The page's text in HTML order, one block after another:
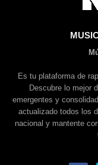
Es tu plataforma de
Descubre lo mejor
emergentes y
actualizado todos los
nacional y mantente